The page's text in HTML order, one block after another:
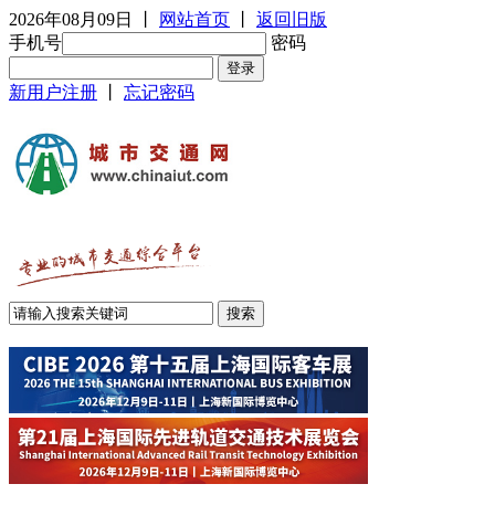
2026年08月09日 网站首页
返回旧版
手机号
密码
新用户注册 忘记密码